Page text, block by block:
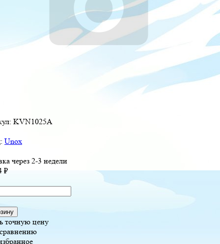
KVN1025A
Unox
через 2-3 недели
₽
точную цену